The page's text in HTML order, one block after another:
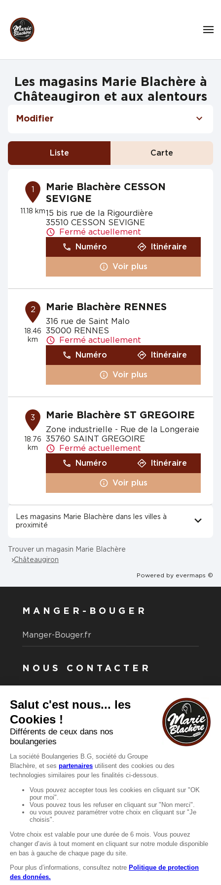
Les magasins Marie Blachère à
Châteaugiron et aux alentours
Modifier
Liste Carte
1
11.18 km
Marie Blachère CESSON
SEVIGNE
15 bis rue de la Rigourdière
35510 CESSON SEVIGNE
Fermé actuellement
Numéro
Itinéraire
Voir plus
2
18.46
km
Marie Blachère RENNES
316 rue de Saint Malo
35000 RENNES
Fermé actuellement
Numéro
Itinéraire
Voir plus
3
18.76
km
Marie Blachère ST GREGOIRE
Zone industrielle - Rue de la Longeraie
35760 SAINT GREGOIRE
Fermé actuellement
Numéro
Itinéraire
Voir plus
Les magasins Marie Blachère dans les villes à
proximité
Trouver un magasin Marie Blachère
Châteaugiron
Powered by evermaps ©
MANGER-BOUGER
Manger-Bouger.fr
NOUS CONTACTER
Vous souhaitez nous contacter ?
Consultez notre FAQ.
FAQ
Recrutement
MENTIONS
Mentions légales
Protection des données
LignÉthique
Caractéristiques environnementales des